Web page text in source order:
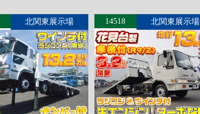
北関東展示場 14518 北関東展示場